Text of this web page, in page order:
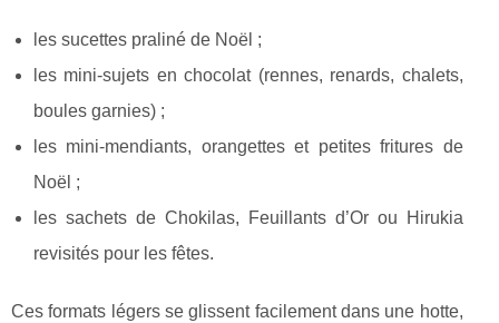
les sucettes praliné de Noël ;
les mini-sujets en chocolat (rennes, renards, chalets,
boules garnies) ;
les mini-mendiants, orangettes et petites fritures de
Noël ;
les sachets de Chokilas, Feuillants d’Or ou Hirukia
revisités pour les fêtes.
Ces formats légers se glissent facilement dans une hotte,